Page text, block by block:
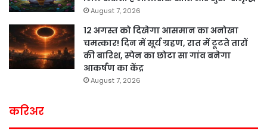
August 7, 2026
12 अगस्त को दिखेगा आसमान का अनोखा
चमत्कार! दिन में सूर्य ग्रहण, रात में टूटते तारों
की बारिश, स्पेन का छोटा सा गांव बनेगा
आकर्षण का केंद्र
August 7, 2026
करिअर